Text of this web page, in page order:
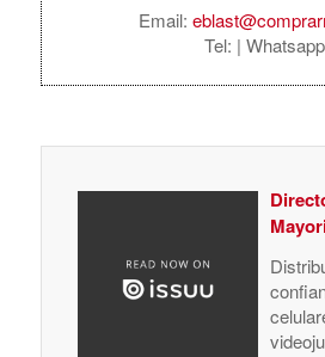
Email:
Tel: |